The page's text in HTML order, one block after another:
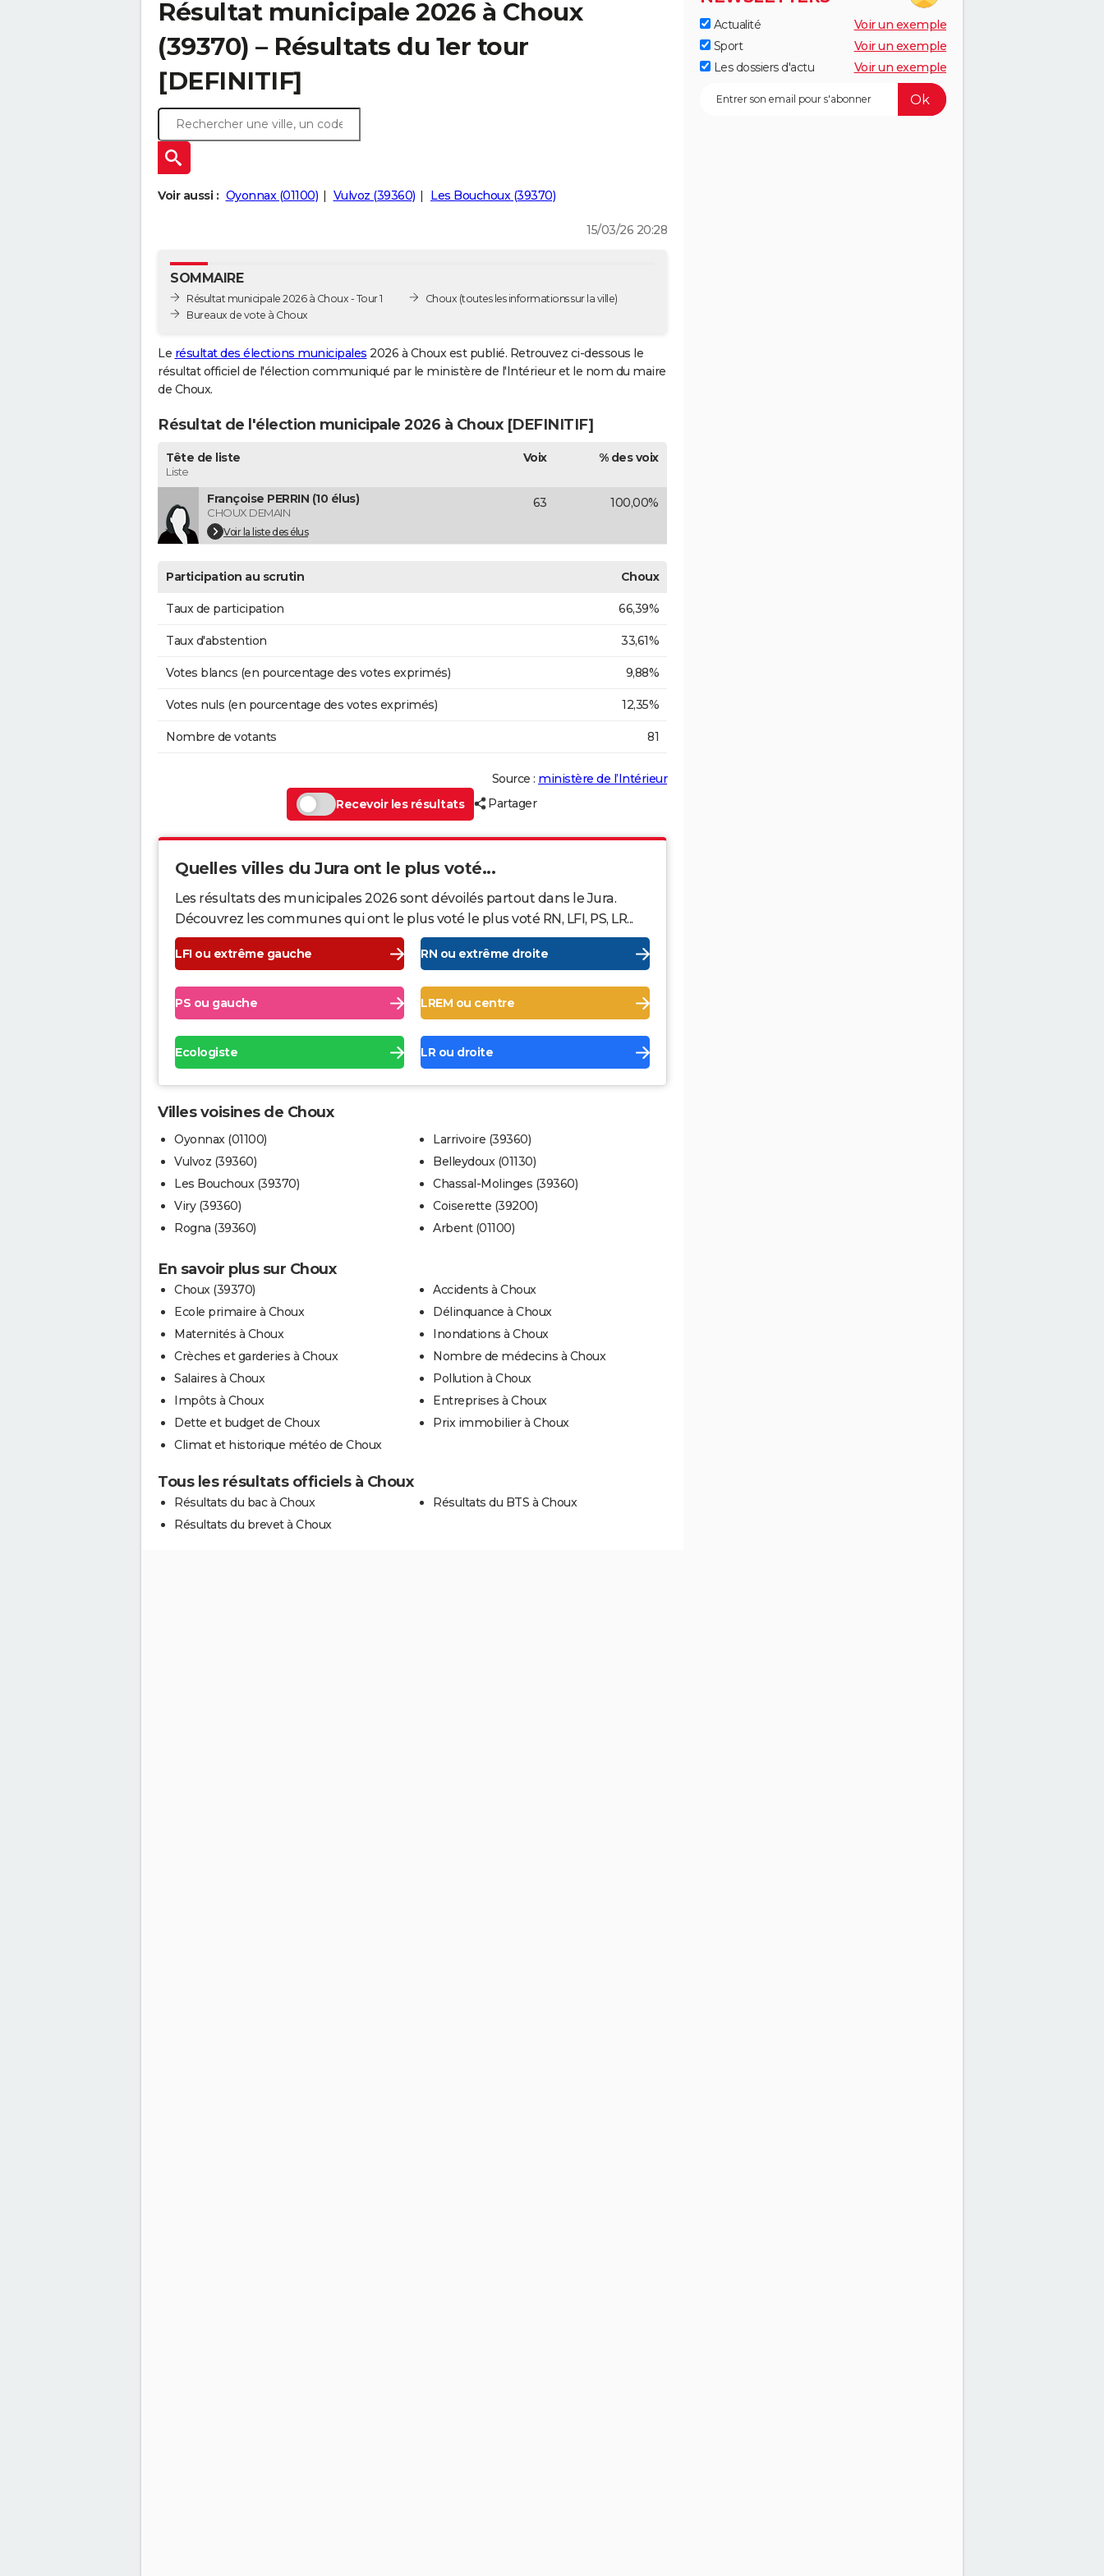
Résultat municipale 2026 à Choux
(39370) – Résultats du 1er tour
[DEFINITIF]
Voir aussi : Oyonnax (01100) Vulvoz (39360) Les Bouchoux (39370)
15/03/26 20:28
SOMMAIRE
Résultat municipale 2026 à Choux - Tour 1
Bureaux de vote à Choux
Choux (toutes les informations sur la ville)
Le résultat des élections municipales 2026 à Choux est publié. Retrouvez ci-dessous le
résultat officiel de l'élection communiqué par le ministère de l'Intérieur et le nom du maire
de Choux.
Résultat de l'élection municipale 2026 à Choux [DEFINITIF]
Tête de liste
Liste
Voix % des voix
Françoise PERRIN (10 élus)
CHOUX DEMAIN
Voir la liste des élus
63 100,00%
Participation au scrutin Choux
Taux de participation 66,39%
Taux d'abstention 33,61%
Votes blancs (en pourcentage des votes exprimés) 9,88%
Votes nuls (en pourcentage des votes exprimés) 12,35%
Nombre de votants 81
Source : ministère de l’Intérieur
Recevoir les résultats
Partager
Quelles villes du Jura ont le plus voté...
Les résultats des municipales 2026 sont dévoilés partout dans le Jura.
Découvrez les communes qui ont le plus voté le plus voté RN, LFI, PS, LR...
LFI ou extrême gauche RN ou extrême droite
PS ou gauche LREM ou centre
Ecologiste LR ou droite
Villes voisines de Choux
Oyonnax (01100)
Vulvoz (39360)
Les Bouchoux (39370)
Viry (39360)
Rogna (39360)
Larrivoire (39360)
Belleydoux (01130)
Chassal-Molinges (39360)
Coiserette (39200)
Arbent (01100)
En savoir plus sur Choux
Choux (39370)
Ecole primaire à Choux
Maternités à Choux
Crèches et garderies à Choux
Salaires à Choux
Impôts à Choux
Dette et budget de Choux
Climat et historique météo de Choux
Accidents à Choux
Délinquance à Choux
Inondations à Choux
Nombre de médecins à Choux
Pollution à Choux
Entreprises à Choux
Prix immobilier à Choux
Tous les résultats officiels à Choux
Résultats du bac à Choux
Résultats du brevet à Choux
Résultats du BTS à Choux
Actualité
Voir un exemple
Sport
Voir un exemple
Les dossiers d'actu
Voir un exemple